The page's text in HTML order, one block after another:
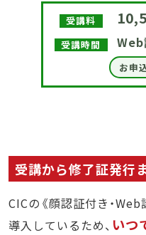
受講料
受講時間 Web
お申
受講から修了証発行
CICの《顔認証付き・
導入しているため、 いつ